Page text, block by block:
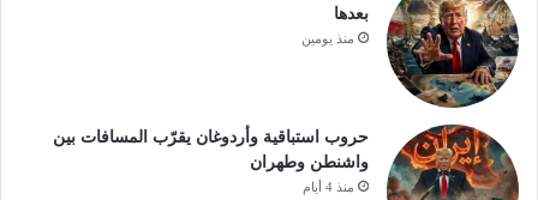
بعدها
منذ يومين
حروب استباقية وأردوغان يقرّب المسافات بين
واشنطن وطهران
منذ 4 أيام